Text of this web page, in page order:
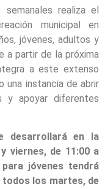
realiza el
municipal en
jóvenes, adultos y
a partir de la próxima
a este extenso
una instancia de abrir
y apoyar diferentes
desarrollará en la
viernes, de 11:00 a
jóvenes tendrá
todos los martes, de